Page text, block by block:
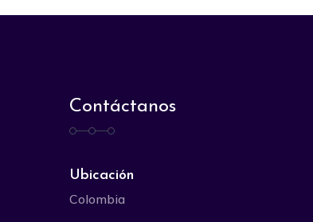
Contáctanos
Ubicación
Colombia